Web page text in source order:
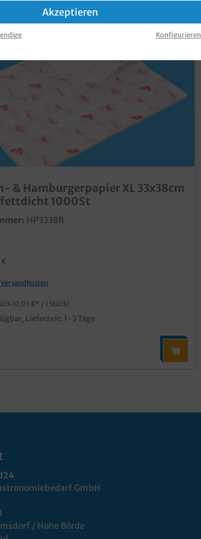
& Hamburgerpapier XL 33x38cm
1000St
HP3338R
Versandkosten
(0,03 €* / 1 Stück)
Lieferzeit: 1-3 Tage
GmbH
/ Hohe Börde
Akzeptieren
Konfigurieren